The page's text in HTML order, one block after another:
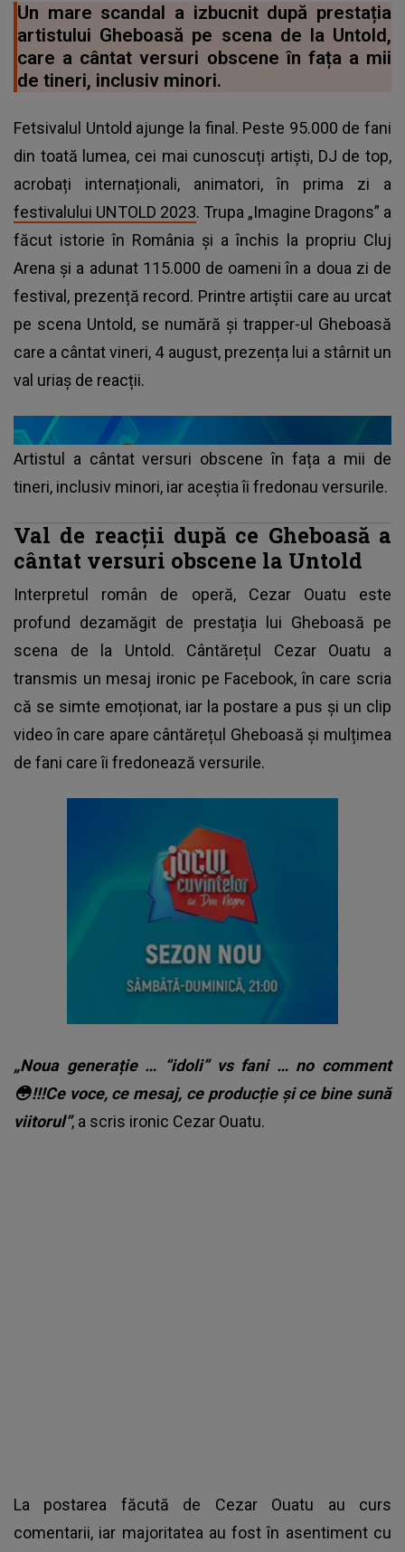
Un mare scandal a izbucnit după prestația
artistului Gheboasă pe scena de la Untold,
care a cântat versuri obscene în fața a mii
de tineri, inclusiv minori.
Fetsivalul Untold ajunge la final. Peste 95.000 de fani
din toată lumea, cei mai cunoscuți artiști, DJ de top,
acrobați internaționali, animatori, în prima zi a
festivalului UNTOLD 2023. Trupa „Imagine Dragons” a
făcut istorie în România și a închis la propriu Cluj
Arena și a adunat 115.000 de oameni în a doua zi de
festival, prezență record. Printre artiștii care au urcat
pe scena Untold, se numără și trapper-ul Gheboasă
care a cântat vineri, 4 august, prezența lui a stârnit un
val uriaș de reacții.
Artistul a cântat versuri obscene în fața a mii de
tineri, inclusiv minori, iar aceștia îi fredonau versurile.
Val de reacții după ce Gheboasă a
cântat versuri obscene la Untold
Interpretul român de operă, Cezar Ouatu este
profund dezamăgit de prestația lui Gheboasă pe
scena de la Untold. Cântărețul Cezar Ouatu a
transmis un mesaj ironic pe Facebook, în care scria
că se simte emoționat, iar la postare a pus și un clip
video în care apare cântărețul Gheboasă și mulțimea
de fani care îi fredonează versurile.
„Noua generație … “idoli” vs fani … no comment
😳!!!Ce voce, ce mesaj, ce producție și ce bine sună
viitorul”, a scris ironic Cezar Ouatu.
La postarea făcută de Cezar Ouatu au curs
comentarii, iar majoritatea au fost în asentiment cu